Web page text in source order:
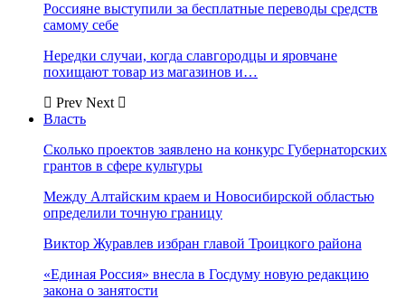
Россияне выступили за бесплатные переводы средств
самому себе
Нередки случаи, когда славгородцы и яровчане
похищают товар из магазинов и…
Prev Next
Власть
Сколько проектов заявлено на конкурс Губернаторских
грантов в сфере культуры
Между Алтайским краем и Новосибирской областью
определили точную границу
Виктор Журавлев избран главой Троицкого района
«Единая Россия» внесла в Госдуму новую редакцию
закона о занятости